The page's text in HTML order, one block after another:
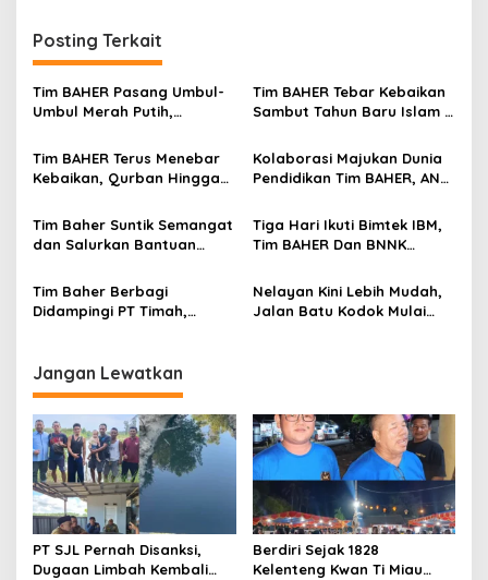
Posting Terkait
Tim BAHER Pasang Umbul-
Umbul Merah Putih,
Kemerdekaan RI ke-81
Tim BAHER Tebar Kebaikan
Sambut Tahun Baru Islam 1
Tim BAHER Terus Menebar
Kebaikan, Qurban Hingga
Kepedulian untuk
Masyarakat
Kolaborasi Majukan Dunia
Pendidikan Tim BAHER, ANC,
TIMAH Cetak Prestasi
Membanggakan
Tim Baher Suntik Semangat
dan Salurkan Bantuan
Menuju Jamnas 2026
Tiga Hari Ikuti Bimtek IBM,
Tim BAHER Dan BNNK
Perangi Narkoba
Tim Baher Berbagi
Didampingi PT Timah,
Toboali
Nelayan Kini Lebih Mudah,
Jalan Batu Kodok Mulai
Jangan Lewatkan
PT SJL Pernah Disanksi,
Dugaan Limbah Kembali
Berdiri Sejak 1828
Kelenteng Kwan Ti Miau